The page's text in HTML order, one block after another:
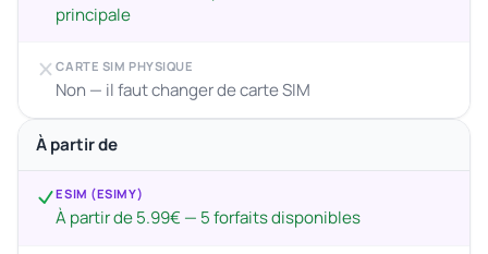
principale
CARTE SIM PHYSIQUE
Non — il faut changer de carte SIM
À partir de
ESIM (ESIMY)
À partir de 5.99€ — 5 forfaits disponibles